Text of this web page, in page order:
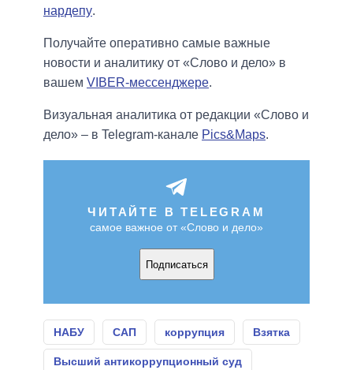
нардепу.
Получайте оперативно самые важные
новости и аналитику от «Слово и дело» в
вашем VIBER-мессенджере.
Визуальная аналитика от редакции «Слово и
дело» – в Telegram-канале Pics&Maps.
ЧИТАЙТЕ В TELEGRAM
самое важное от «Слово и дело»
Подписаться
НАБУ САП коррупция Взятка
Высший антикоррупционный суд